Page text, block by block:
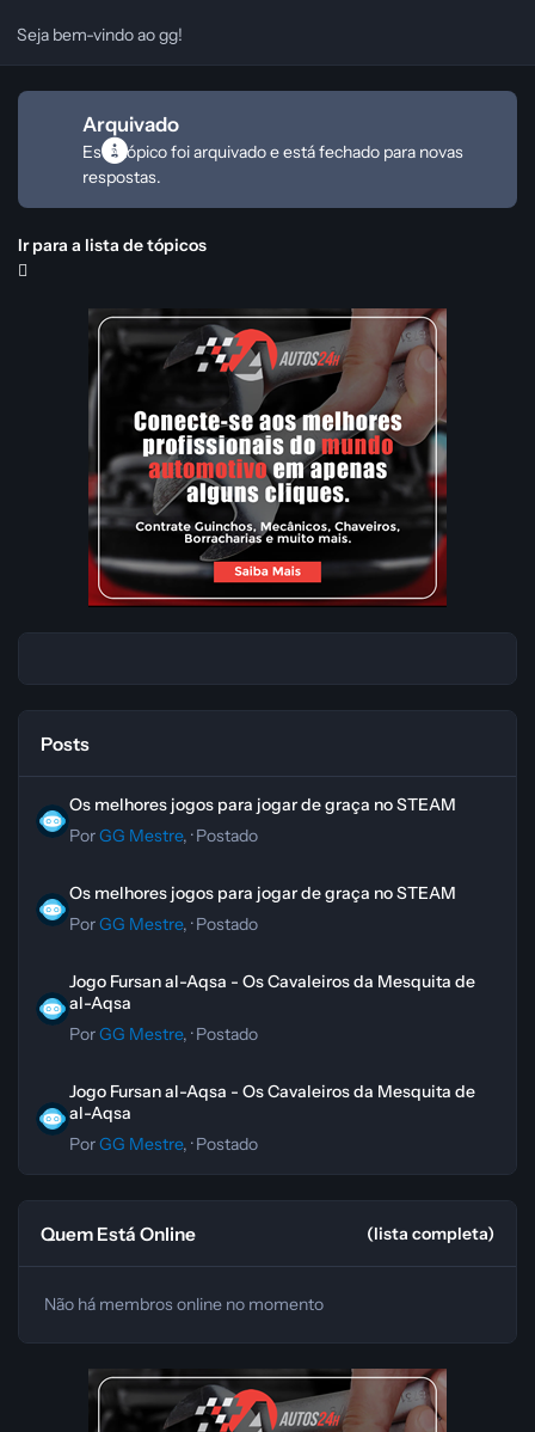
Seja bem-vindo ao gg!
Arquivado
Este tópico foi arquivado e está fechado para novas
respostas.
Ir para a lista de tópicos
Posts
Os melhores jogos para jogar de graça no STEAM
PorGG Mestre, ·Postado
Os melhores jogos para jogar de graça no STEAM
PorGG Mestre, ·Postado
Jogo Fursan al-Aqsa - Os Cavaleiros da Mesquita de
al-Aqsa
PorGG Mestre, ·Postado
Jogo Fursan al-Aqsa - Os Cavaleiros da Mesquita de
al-Aqsa
PorGG Mestre, ·Postado
Quem Está Online (lista completa)
Não há membros online no momento